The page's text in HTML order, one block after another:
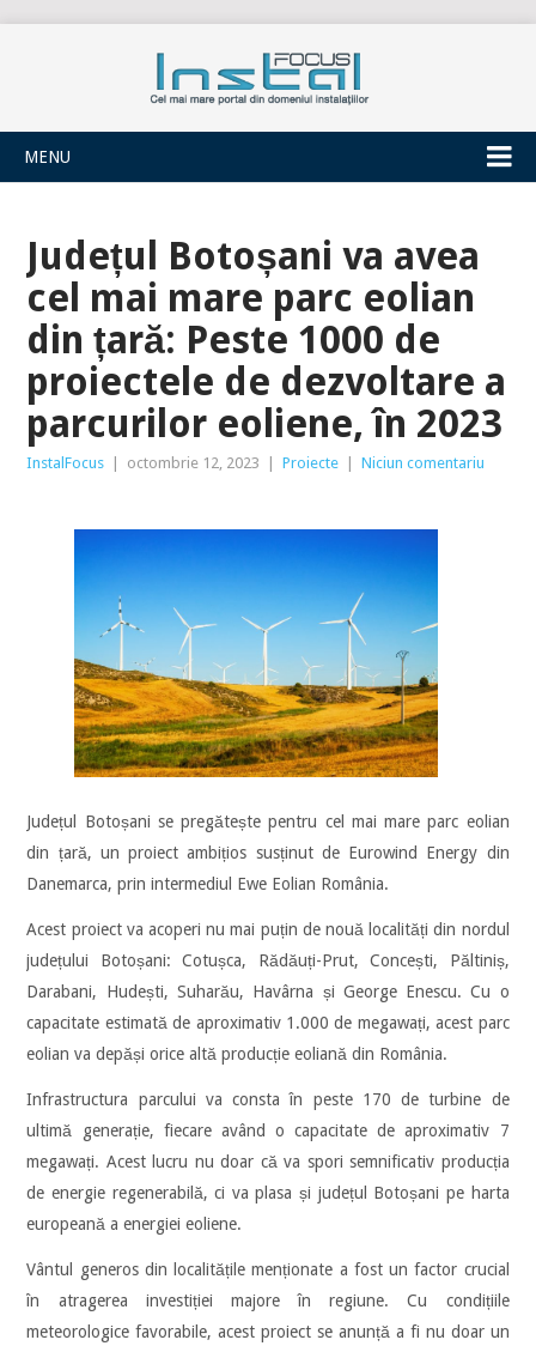
INSTALFOCUS
MENU
Județul Botoșani va avea
cel mai mare parc eolian
din țară: Peste 1000 de
proiectele de dezvoltare a
parcurilor eoliene, în 2023
InstalFocus octombrie 12, 2023 Proiecte Niciun comentariu
Județul Botoșani se pregătește pentru cel mai mare parc eolian
din țară, un proiect ambițios susținut de Eurowind Energy din
Danemarca, prin intermediul Ewe Eolian România.
Acest proiect va acoperi nu mai puțin de nouă localități din nordul
județului Botoșani: Cotușca, Rădăuți-Prut, Concești, Păltiniș,
Darabani, Hudești, Suharău, Havârna și George Enescu. Cu o
capacitate estimată de aproximativ 1.000 de megawați, acest parc
eolian va depăși orice altă producție eoliană din România.
Infrastructura parcului va consta în peste 170 de turbine de
ultimă generație, fiecare având o capacitate de aproximativ 7
megawați. Acest lucru nu doar că va spori semnificativ producția
de energie regenerabilă, ci va plasa și județul Botoșani pe harta
europeană a energiei eoliene.
Vântul generos din localitățile menționate a fost un factor crucial
în atragerea investiției majore în regiune. Cu condițiile
meteorologice favorabile, acest proiect se anunță a fi nu doar un